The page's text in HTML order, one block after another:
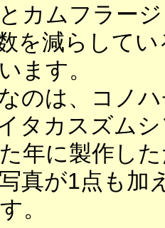
カムフラー
を減らして
ます。
のは、コノ
タカスズム
年に製作し
真が1点も加
。